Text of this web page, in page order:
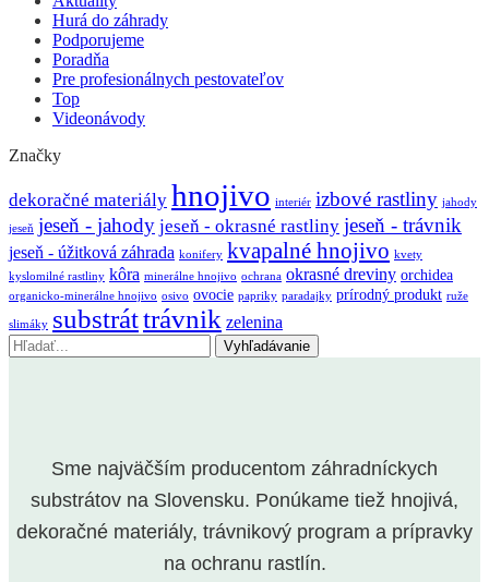
Hurá do záhrady
Podporujeme
Poradňa
Pre profesionálnych pestovateľov
Top
Videonávody
Značky
dekoračné materiály hnojivo interiér izbové rastliny jahody
jeseň jeseň - jahody jeseň - okrasné rastliny jeseň - trávnik
jeseň - úžitková záhrada konifery kvapalné hnojivo kvety
kyslomilné rastliny kôra minerálne hnojivo ochrana okrasné dreviny orchidea
organicko-minerálne hnojivo osivo ovocie papriky paradajky prírodný produkt ruže
slimáky substráttrávnik zelenina
Vyhľadávanie
Sme najväčším producentom záhradníckych
substrátov na Slovensku. Ponúkame tiež hnojivá,
dekoračné materiály, trávnikový program a prípravky
na ochranu rastlín.